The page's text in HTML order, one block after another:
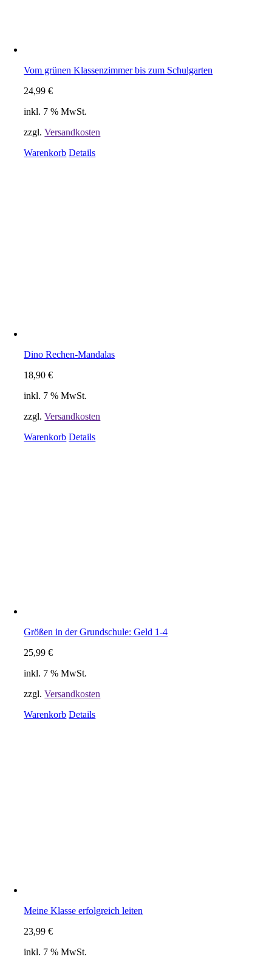
Vom grünen Klassenzimmer bis zum Schulgarten
24,99€
inkl. 7 % MwSt.
zzgl.Versandkosten
Warenkorb Details
Dino Rechen-Mandalas
18,90€
inkl. 7 % MwSt.
zzgl.Versandkosten
Warenkorb Details
Größen in der Grundschule: Geld 1-4
25,99€
inkl. 7 % MwSt.
zzgl.Versandkosten
Warenkorb Details
Meine Klasse erfolgreich leiten
23,99€
inkl. 7 % MwSt.